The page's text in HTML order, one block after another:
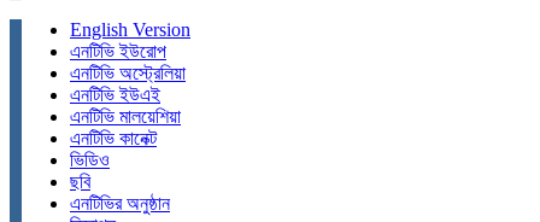
English Version
এনটিভি ইউরোপ
এনটিভি অস্ট্রেলিয়া
এনটিভি ইউএই
এনটিভি মালয়েশিয়া
এনটিভি কানেক্ট
ভিডিও
ছবি
এনটিভির অনুষ্ঠান